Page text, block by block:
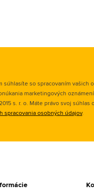
súhlasíte so spracovaním vašich
marketingových
s. r. o. Máte právo svoj
spracovania osobných údajov.